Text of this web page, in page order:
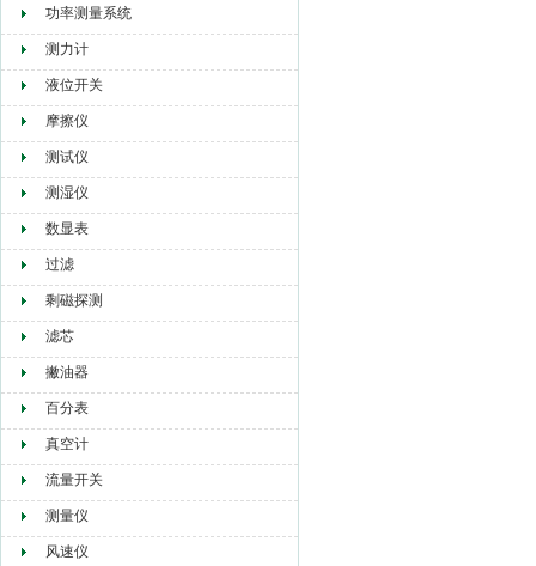
功率测量系统
测力计
液位开关
摩擦仪
测试仪
测湿仪
数显表
过滤
剩磁探测
滤芯
撇油器
百分表
真空计
流量开关
测量仪
风速仪